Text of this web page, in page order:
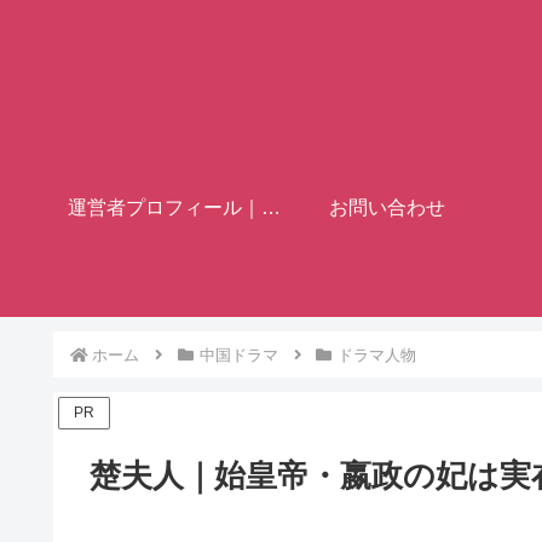
運営者プロフィール｜歴史ブロガー「フミヤ」 お問い合わせ
ホーム 中国ドラマ ドラマ人物
PR
楚夫人｜始皇帝・嬴政の妃は